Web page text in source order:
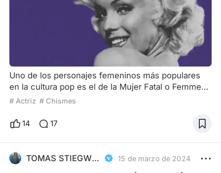
Uno de los personajes femeninos más populares
en la cultura pop es el de la Mujer Fatal o Femme
Fatale. Normalmente, suelen ser rubias (aunque a
belleza incomparable y una sensualidad
del poder que ejercen sobre los hombres y lo
utilizan a su favor para salirse con la suya. Hay otro
personaje, muy simil
# Actriz # Chismes
14 17
TOMAS STIEGWARDT 15 de marzo de 2024